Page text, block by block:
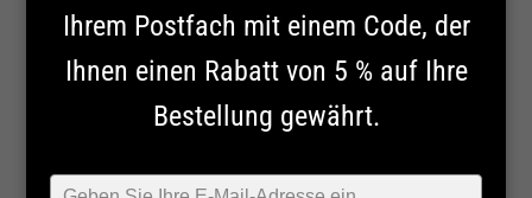
Ihrem Postfach mit einem Code, der
Ihnen einen Rabatt von 5 % auf Ihre
Bestellung gewährt.
Typ